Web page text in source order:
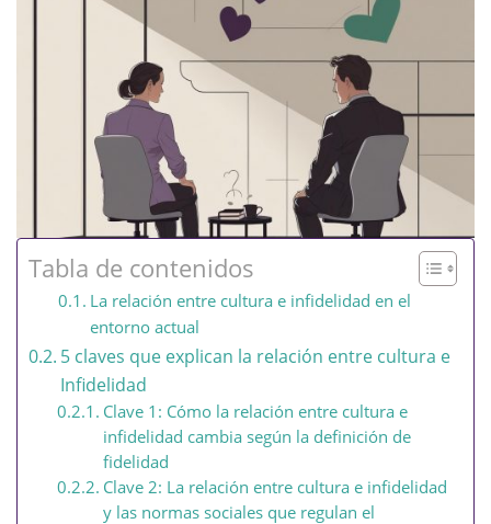
Tabla de contenidos
La relación entre cultura e infidelidad en el
entorno actual
5 claves que explican la relación entre cultura e
Infidelidad
Clave 1: Cómo la relación entre cultura e
infidelidad cambia según la definición de
fidelidad
Clave 2: La relación entre cultura e infidelidad
y las normas sociales que regulan el